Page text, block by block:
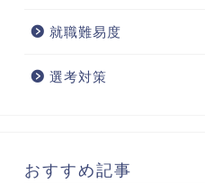
就職難易度
選考対策
おすすめ記事